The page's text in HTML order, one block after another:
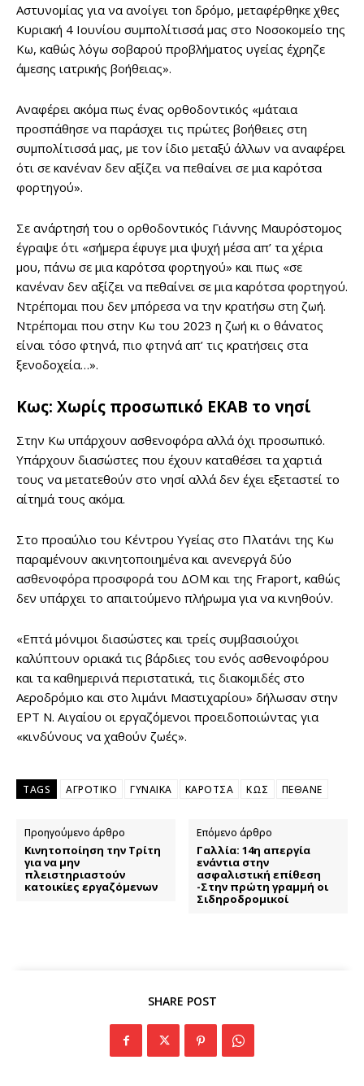
Αστυνομίας για να ανοίγει τοn δρόμο, μεταφέρθηκε χθες
Κυριακή 4 Ιουνίου συμπολίτισσά μας στο Νοσοκομείο της
Κω, καθώς λόγω σοβαρού προβλήματος υγείας έχρηζε
άμεσης ιατρικής βοήθειας».
Αναφέρει ακόμα πως ένας ορθοδοντικός «μάταια
προσπάθησε να παράσχει τις πρώτες βοήθειες στη
συμπολίτισσά μας, με τον ίδιο μεταξύ άλλων να αναφέρει
ότι σε κανέναν δεν αξίζει να πεθαίνει σε μια καρότσα
φορτηγού».
Σε ανάρτησή του ο ορθοδοντικός Γιάννης Μαυρόστομος
έγραψε ότι «σήμερα έφυγε μια ψυχή μέσα απ’ τα χέρια
μου, πάνω σε μια καρότσα φορτηγού» και πως «σε
κανέναν δεν αξίζει να πεθαίνει σε μια καρότσα φορτηγού.
Ντρέπομαι που δεν μπόρεσα να την κρατήσω στη ζωή.
Ντρέπομαι που στην Κω του 2023 η ζωή κι ο θάνατος
είναι τόσο φτηνά, πιο φτηνά απ’ τις κρατήσεις στα
ξενοδοχεία…».
Κως: Χωρίς προσωπικό ΕΚΑΒ το νησί
Στην Κω υπάρχουν ασθενοφόρα αλλά όχι προσωπικό.
Υπάρχουν διασώστες που έχουν καταθέσει τα χαρτιά
τους να μετατεθούν στο νησί αλλά δεν έχει εξεταστεί το
αίτημά τους ακόμα.
Στο προαύλιο του Κέντρου Υγείας στο Πλατάνι της Κω
παραμένουν ακινητοποιημένα και ανενεργά δύο
ασθενοφόρα προσφορά του ΔΟΜ και της Fraport, καθώς
δεν υπάρχει το απαιτούμενο πλήρωμα για να κινηθούν.
«Επτά μόνιμοι διασώστες και τρείς συμβασιούχοι
καλύπτουν οριακά τις βάρδιες του ενός ασθενοφόρου
και τα καθημερινά περιστατικά, τις διακομιδές στο
Αεροδρόμιο και στο λιμάνι Μαστιχαρίου» δήλωσαν στην
ΕΡΤ Ν. Αιγαίου οι εργαζόμενοι προειδοποιώντας για
«κινδύνους να χαθούν ζωές».
TAGS ΑΓΡΟΤΙΚΟ ΓΥΝΑΙΚΑ ΚΑΡΟΤΣΑ ΚΩΣ ΠΕΘΑΝΕ
Προηγούμενο άρθρο
Κινητοποίηση την Τρίτη
για να μην
πλειστηριαστούν
κατοικίες εργαζόμενων
Επόμενο άρθρο
Γαλλία: 14η απεργία
ενάντια στην
ασφαλιστική επίθεση
-Στην πρώτη γραμμή οι
Σιδηροδρομικοί
SHARE POST